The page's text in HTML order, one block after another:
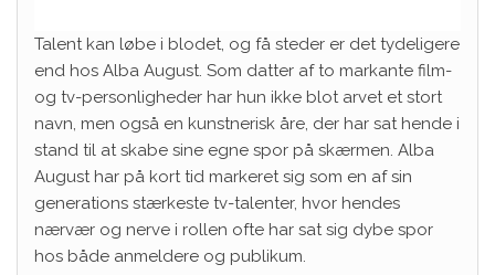
Talent kan løbe i blodet, og få steder er det tydeligere
end hos Alba August. Som datter af to markante film-
og tv-personligheder har hun ikke blot arvet et stort
navn, men også en kunstnerisk åre, der har sat hende i
stand til at skabe sine egne spor på skærmen. Alba
August har på kort tid markeret sig som en af sin
generations stærkeste tv-talenter, hvor hendes
nærvær og nerve i rollen ofte har sat sig dybe spor
hos både anmeldere og publikum.